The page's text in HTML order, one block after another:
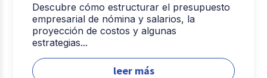
Descubre cómo estructurar el presupuesto
empresarial de nómina y salarios, la
proyección de costos y algunas
estrategias...
leer más